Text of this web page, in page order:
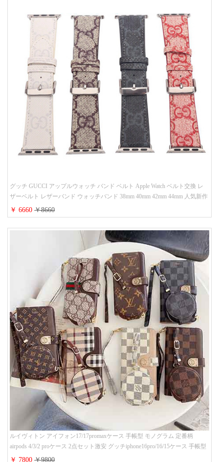
グッチ GUCCI アップルウォッチ バンド ベルト Apple Watch ベルト交換 レ
ザーベルト レザーバンド ウォッチバンド 38mm 40mm 42mm 44mm 人気新作
￥ 6660￥8660
ルイヴィトン アイフォン17/17promaxケース 手帳型 モノグラム 定番柄
airpods 4/3/2 proケース 2点セット激安 グッチiphone16pro/16/15ケース 手帳型
財布カード入り 多機能 ハイ ブランド Galaxy S25/S24/S23手帳カバー おすす
￥ 7800￥9800